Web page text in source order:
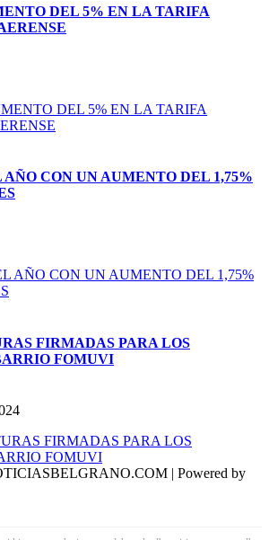
DEL 5% EN LA TARIFA
CON UN AUMENTO DEL 1,75%
FIRMADAS PARA LOS
FOMUVI
| Powered by